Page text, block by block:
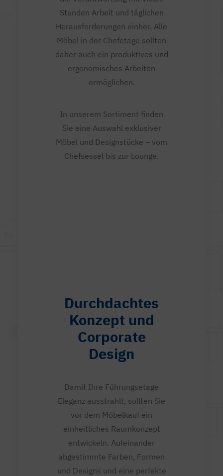
Stunden Arbeit und täglichen
Herausforderungen einher. Alle
Möbel in der Chefetage sollten
daher auch ein produktives und
ergonomisches Arbeiten
ermöglichen.
In unserem Sortiment finden
Sie eine Auswahl exklusiver
Möbel und Designstücke – vom
Chefsessel bis zur Lounge.
Durchdachtes
Konzept und
Corporate
Design
Damit Ihre Führungsetage
Eleganz ausstrahlt, sollten Sie
vor dem Möbelkauf ein
einheitliches Raumkonzept
entwickeln. Aufeinander
abgestimmte Farben, Formen
und Designs und eine perfekte